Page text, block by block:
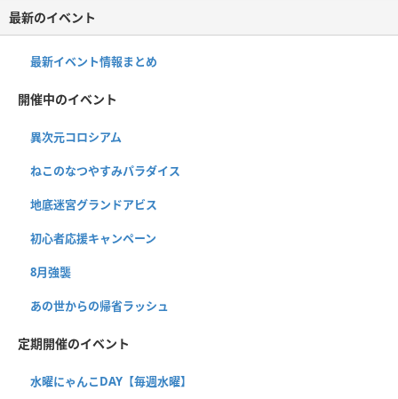
最新のイベント
最新イベント情報まとめ
開催中のイベント
異次元コロシアム
ねこのなつやすみパラダイス
地底迷宮グランドアビス
初心者応援キャンペーン
8月強襲
あの世からの帰省ラッシュ
定期開催のイベント
水曜にゃんこDAY【毎週水曜】